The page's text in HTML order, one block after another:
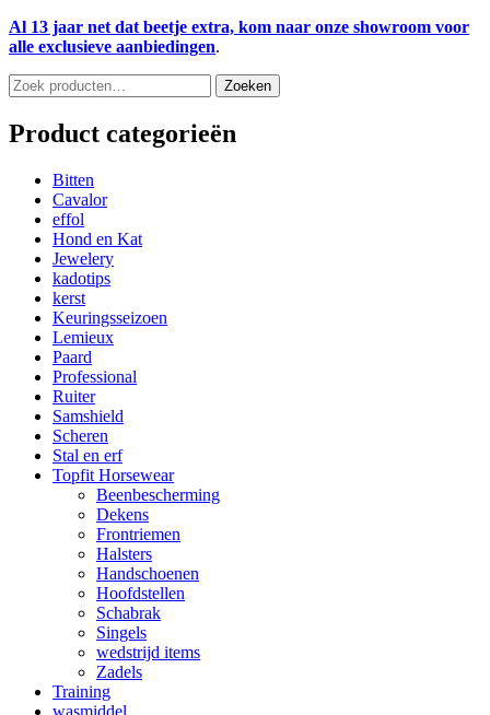
Al 13 jaar net dat beetje extra, kom naar onze showroom voor
alle exclusieve aanbiedingen.
Zoeken
naar:
Zoeken
Product categorieën
Bitten
Cavalor
effol
Hond en Kat
Jewelery
kadotips
kerst
Keuringsseizoen
Lemieux
Paard
Professional
Ruiter
Samshield
Scheren
Stal en erf
Topfit Horsewear
Beenbescherming
Dekens
Frontriemen
Halsters
Handschoenen
Hoofdstellen
Schabrak
Singels
wedstrijd items
Zadels
Training
wasmiddel